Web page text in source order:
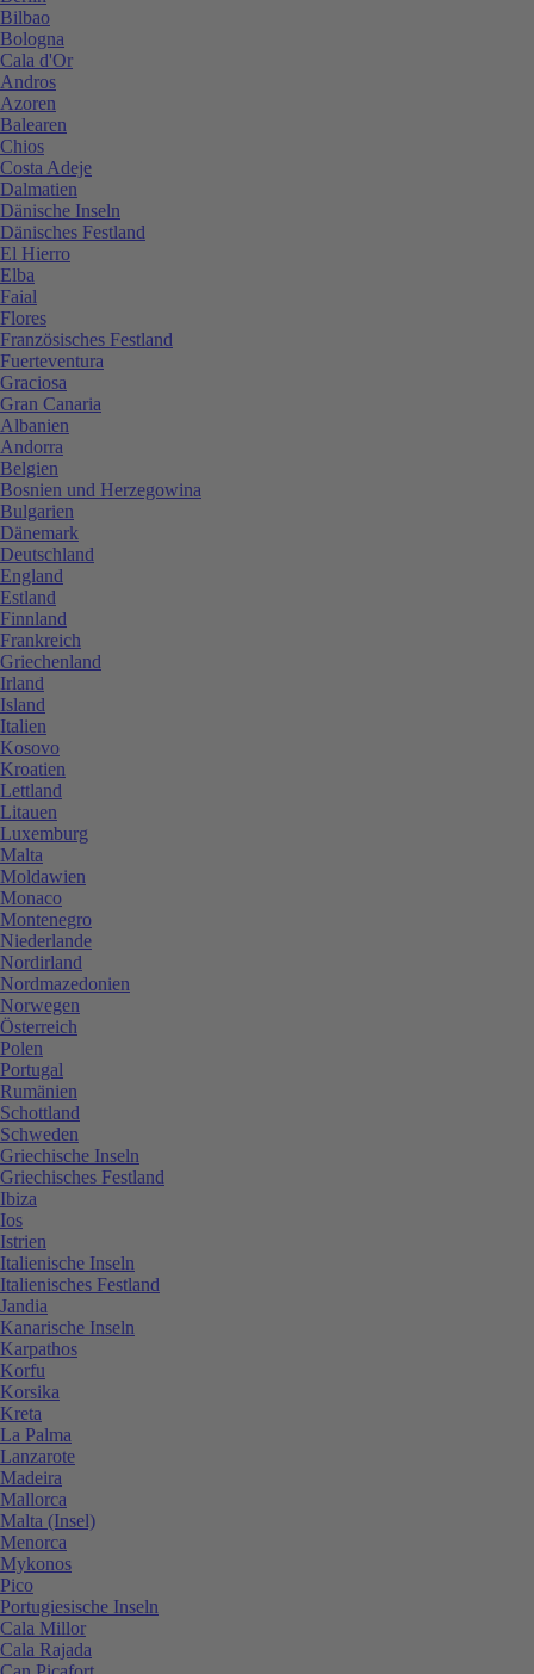
Bilbao
Bologna
Cala d'Or
Andros
Azoren
Balearen
Chios
Costa Adeje
Dalmatien
Dänische Inseln
Dänisches Festland
El Hierro
Elba
Faial
Flores
Französisches Festland
Fuerteventura
Graciosa
Gran Canaria
Albanien
Andorra
Belgien
Bosnien und Herzegowina
Bulgarien
Dänemark
Deutschland
England
Estland
Finnland
Frankreich
Griechenland
Irland
Island
Italien
Kosovo
Kroatien
Lettland
Litauen
Luxemburg
Malta
Moldawien
Monaco
Montenegro
Niederlande
Nordirland
Nordmazedonien
Norwegen
Österreich
Polen
Portugal
Rumänien
Schottland
Schweden
Griechische Inseln
Griechisches Festland
Ibiza
Ios
Istrien
Italienische Inseln
Italienisches Festland
Jandia
Kanarische Inseln
Karpathos
Korfu
Korsika
Kreta
La Palma
Lanzarote
Madeira
Mallorca
Malta (Insel)
Menorca
Mykonos
Pico
Portugiesische Inseln
Cala Millor
Cala Rajada